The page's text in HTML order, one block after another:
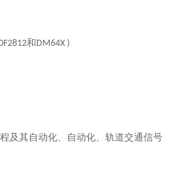
和 DM64X )
及其自动化、自动化、轨道交通信号